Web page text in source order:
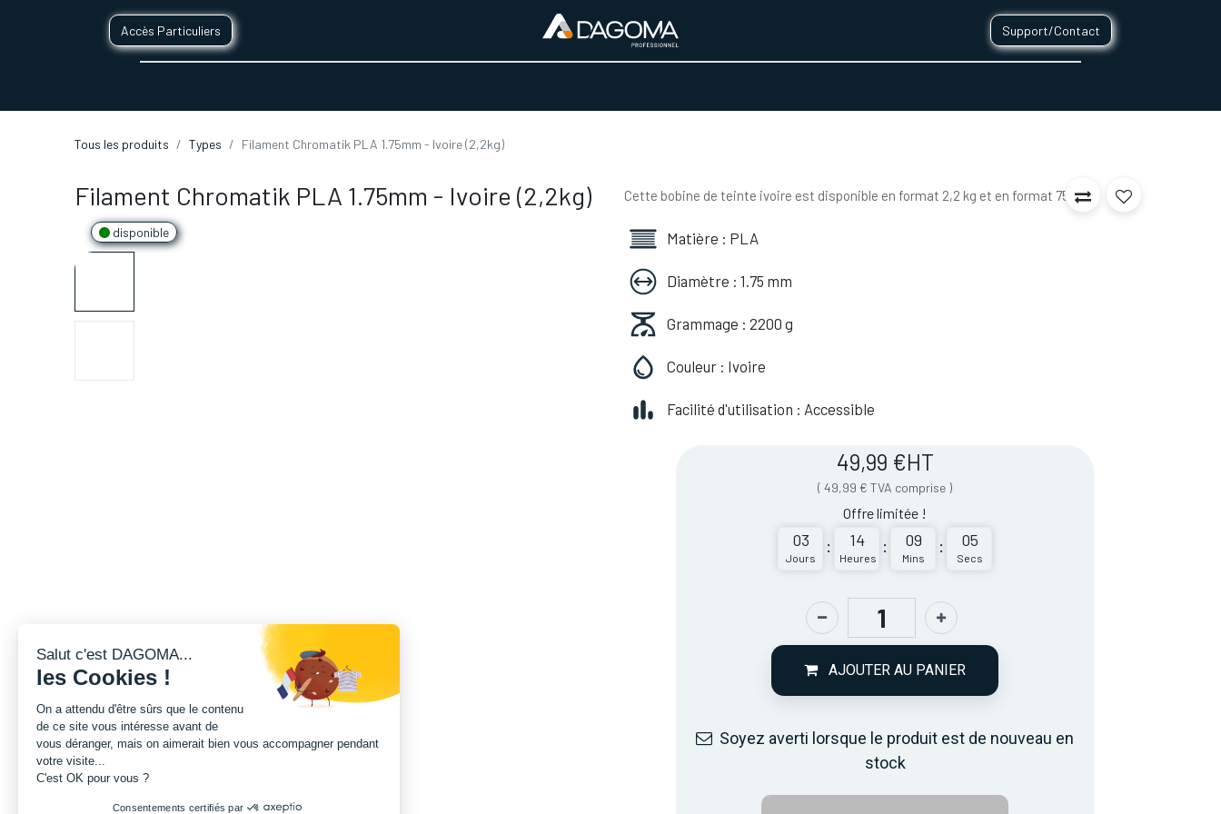
Accès Particuliers Support/Contact
Tous les produits Types Filament Chromatik PLA 1.75mm - Ivoire (2,2kg)
Filament Chromatik PLA 1.75mm - Ivoire (2,2kg)
disponible
Cette bobine de teinte ivoire est disponible en format 2,2 kg et en format 750g.
Matière : PLA
Diamètre : 1.75 mm
Grammage : 2200 g
Couleur : Ivoire
Facilité d'utilisation : Accessible
49,99 €HT
(49,99 € TVA comprise )
Offre limitée !
03
Jours
: 14
Heures
: 09
Mins
: 05
Secs
AJOUTER AU PANIER
Soyez averti lorsque le produit est de nouveau en
stock
Salut c'est DAGOMA...
les Cookies !
On a attendu d'être sûrs que le contenu
de ce site vous intéresse avant de
vous déranger, mais on aimerait bien vous accompagner pendant
votre visite...
C'est OK pour vous ?
Consentements certifiés par